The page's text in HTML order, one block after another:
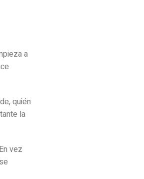
a
quién
la
vez